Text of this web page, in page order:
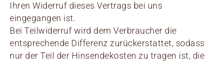
Ihren Widerruf dieses Vertrags bei uns
eingegangen ist.
Bei Teilwiderruf wird dem Verbraucher die
entsprechende Differenz zurückerstattet, sodass
nur der Teil der Hinsendekosten zu tragen ist, die